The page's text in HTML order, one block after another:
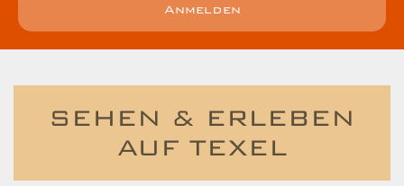
Anmelden
SEHEN & ERLEBEN
AUF TEXEL